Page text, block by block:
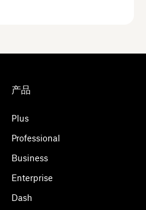
产品
Plus
Professional
Business
Enterprise
Dash